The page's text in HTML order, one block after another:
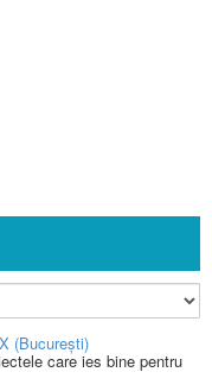
(București)
care ies bine pentru